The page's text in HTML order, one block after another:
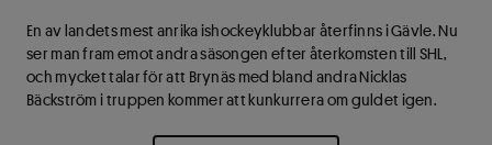
En av landets mest anrika ishockeyklubbar återfinns i Gävle. Nu
ser man fram emot andra säsongen efter återkomsten till SHL,
och mycket talar för att Brynäs med bland andra Nicklas
Bäckström i truppen kommer att kunkurrera om guldet igen.